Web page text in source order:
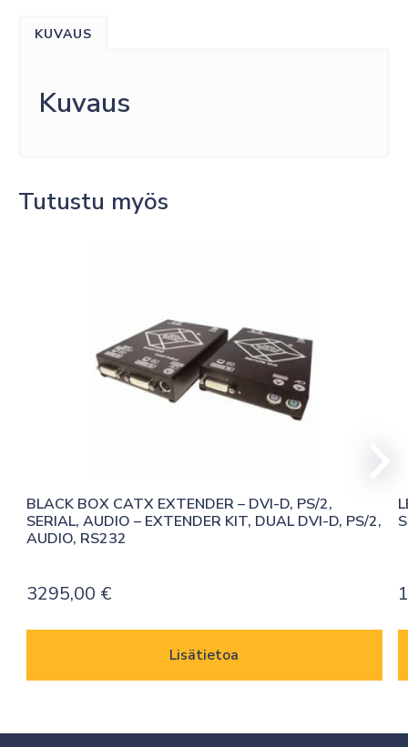
KUVAUS
Kuvaus
Tutustu myös
BLACK BOX CATX EXTENDER – DVI-D, PS/2,
SERIAL, AUDIO – EXTENDER KIT, DUAL DVI-D, PS/2,
AUDIO, RS232
3295,00 €
Lisätietoa